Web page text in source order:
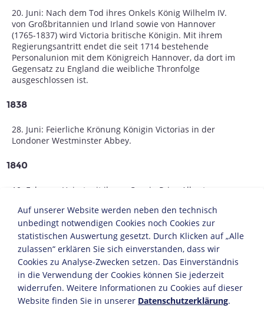
20. Juni: Nach dem Tod ihres Onkels König Wilhelm IV.
von Großbritannien und Irland sowie von Hannover
(1765-1837) wird Victoria britische Königin. Mit ihrem
Regierungsantritt endet die seit 1714 bestehende
Personalunion mit dem Königreich Hannover, da dort im
Gegensatz zu England die weibliche Thronfolge
ausgeschlossen ist.
1838
28. Juni: Feierliche Krönung Königin Victorias in der
Londoner Westminster Abbey.
1840
10. Februar: Heirat mit ihrem Cousin Prinz Albert von
politischen Leben stark beeinflusst. Sie haben neun
Kinder.
21. November: Geburt der ältesten Tochter Victoria
Adelaide Marie, die 1858 den KronprinzenFriedrich
Wilhelm von Preußenheiratet und später deutsche
Kaiserin wird.
1841
Auf unserer Website werden neben den technisch
unbedingt notwendigen Cookies noch Cookies zur
statistischen Auswertung gesetzt. Durch Klicken auf „Alle
zulassen“ erklären Sie sich einverstanden, dass wir
Cookies zu Analyse-Zwecken setzen. Das Einverständnis
in die Verwendung der Cookies können Sie jederzeit
widerrufen. Weitere Informationen zu Cookies auf dieser
Website finden Sie in unserer Datenschutzerklärung.